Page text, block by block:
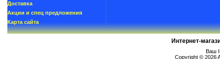
Доставка
Акции и спец предложения
Карта сайта
Интернет-
Ваш
Copyright © 2026